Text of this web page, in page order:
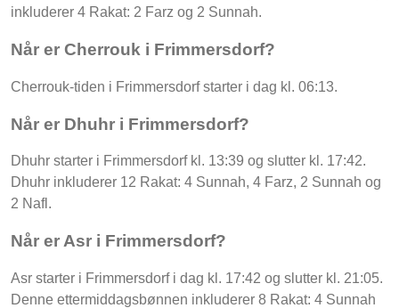
inkluderer 4 Rakat: 2 Farz og 2 Sunnah.
Når er Cherrouk i Frimmersdorf?
Cherrouk-tiden i Frimmersdorf starter i dag kl. 06:13.
Når er Dhuhr i Frimmersdorf?
Dhuhr starter i Frimmersdorf kl. 13:39 og slutter kl. 17:42.
Dhuhr inkluderer 12 Rakat: 4 Sunnah, 4 Farz, 2 Sunnah og
2 Nafl.
Når er Asr i Frimmersdorf?
Asr starter i Frimmersdorf i dag kl. 17:42 og slutter kl. 21:05.
Denne ettermiddagsbønnen inkluderer 8 Rakat: 4 Sunnah